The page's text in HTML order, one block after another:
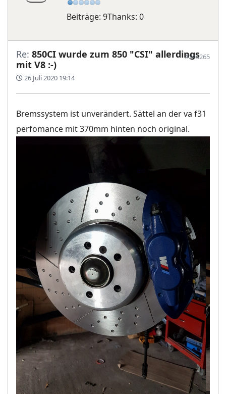
Beiträge: 9Thanks: 0
Re: 850CI wurde zum 850 "CSI" allerdings
mit V8 :-)
26 Juli 2020 19:14
#243265
Bremssystem ist unverändert. Sättel an der va f31
perfomance mit 370mm hinten noch original.